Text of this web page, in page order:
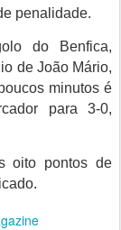
penalidade.
do Benfica,
de João Mário,
minutos é
para 3-0,
oito pontos de